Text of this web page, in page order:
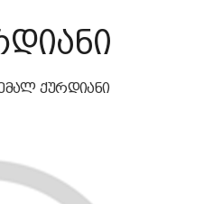
ქურდიანი